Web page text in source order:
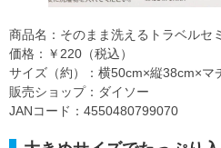
商品名：そのまま洗えるトラベルセ
価格：￥220（税込）
サイズ（約）：横50cm×縦38cm×マ
販売ショップ：ダイソー
JANコード：4550480799070